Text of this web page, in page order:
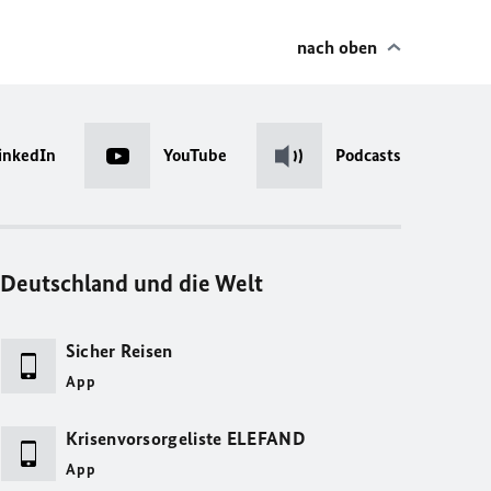
nach oben
YouTube Podcasts
Deutschland und die Welt
Sicher Reisen
App
Krisenvorsorgeliste ELEFAND
App